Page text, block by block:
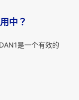
中？
是一个有效的